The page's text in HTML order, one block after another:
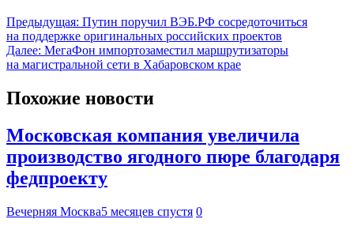
Предыдущая: Путин поручил ВЭБ.РФ сосредоточиться
на поддержке оригинальных российских проектов
Далее: МегаФон импортозаместил маршрутизаторы
на магистральной сети в Хабаровском крае
Похожие новости
Московская компания увеличила
производство ягодного пюре благодаря
федпроекту
Вечерняя Москва5 месяцев спустя 0